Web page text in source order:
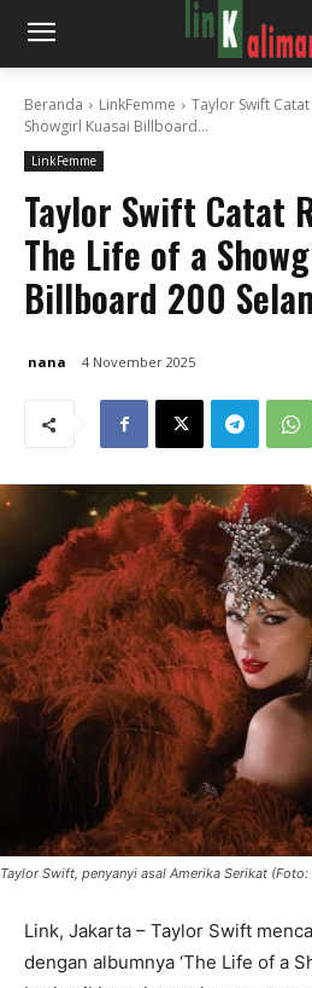
Beranda LinkFemme
Taylor Swift
Showgirl Kuasai Billboard...
LinkFemme
Taylor Swift Catat
The Life of a
Billboard 200
nana 4 November 2025
Taylor Swift, penyanyi asal Amerika Serikat
Link, Jakarta – Taylor Swift
dengan albumnya ‘The Life of a